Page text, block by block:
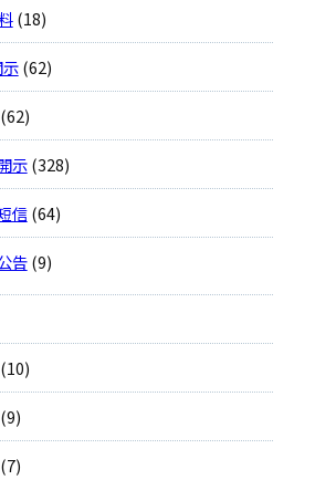
(18)
(62)
(62)
示(328)
信(64)
告(9)